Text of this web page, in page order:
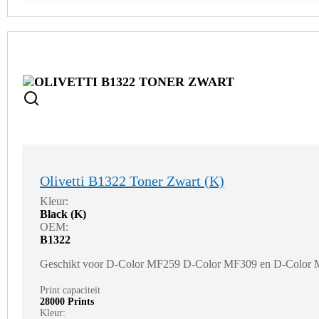
Olivetti B1322 Toner Zwart (K)
Kleur:
Black (K)
OEM:
B1322
Geschikt voor D-Color MF259 D-Color MF309 en D-Color
Print capaciteit
28000 Prints
Kleur: